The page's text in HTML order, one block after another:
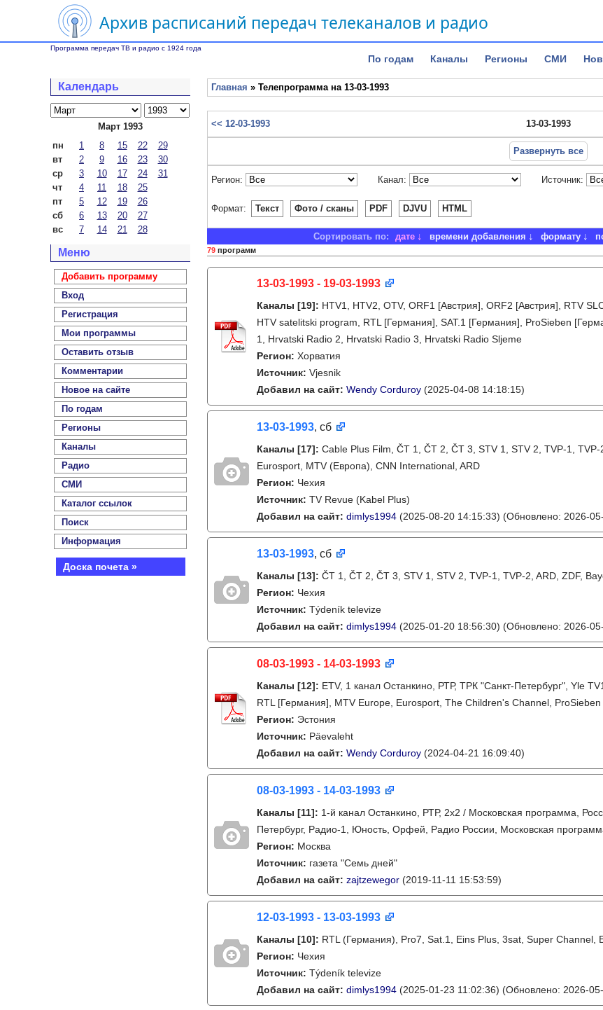
Архив расписаний передач телеканалов и радио
Программа передач ТВ и радио с 1924 года
По годам Каналы Регионы СМИ
Календарь
Март 1993
пн
1 8 15 22
29
вт
2 9 16 23
30
ср
3 10 17 24
31
чт
4 11 18
25
пт
5 12 19
26
сб
6 13 20
27
вс
7 14 21 28
Меню
Добавить программу
Вход
Регистрация
Мои программы
Оставить отзыв
Комментарии
Новое на сайте
По годам
Регионы
Каналы
Радио
СМИ
Каталог ссылок
Поиск
Информация
Доска почета »
Главная » Телепрограмма на 13-03-1993
<< 12-03-1993 13-03-1993
Развернуть все
Регион: Канал: Источник:
Формат: Текст Фото / сканы PDF DJVU HTML
Сортировать по: дате времени добавления формату
79 программ
13-03-1993 - 19-03-1993
Каналы [19]: HTV1, HTV2, OTV, ORF1 [Австрия], ORF2 [Австрия], RTV
HTV satelitski program, RTL [Германия], SAT.1 [Германия], ProSieben
1, Hrvatski Radio 2, Hrvatski Radio 3, Hrvatski Radio Sljeme
Регион: Хорватия
Источник: Vjesnik
Добавил на сайт: Wendy Corduroy (2025-04-08 14:18:15)
13-03-1993, сб
Каналы [17]: Cable Plus Film, ČT 1, ČT 2, ČT 3, STV 1, STV 2, TVP-1,
Eurosport, MTV (Европа), CNN International, ARD
Регион: Чехия
Источник: TV Revue (Kabel Plus)
Добавил на сайт: dimlys1994 (2025-08-20 14:15:33) (Обновлено: 2026-
13-03-1993, сб
Каналы [13]: ČT 1, ČT 2, ČT 3, STV 1, STV 2, TVP-1, TVP-2, ARD, ZDF,
Регион: Чехия
Источник: Týdeník televize
Добавил на сайт: dimlys1994 (2025-01-20 18:56:30) (Обновлено: 2026-
08-03-1993 - 14-03-1993
Каналы [12]: ETV, 1 канал Останкино, РТР, ТРК "Санкт-Петербург", Yle
RTL [Германия], MTV Europe, Eurosport, The Children's Channel,
Регион: Эстония
Источник: Päevaleht
Добавил на сайт: Wendy Corduroy (2024-04-21 16:09:40)
08-03-1993 - 14-03-1993
Каналы [11]: 1-й канал Останкино, РТР, 2х2 / Московская программа,
Петербург, Радио-1, Юность, Орфей, Радио России, Московская
Регион: Москва
Источник: газета "Семь дней"
Добавил на сайт: zajtzewegor (2019-11-11 15:53:59)
12-03-1993 - 13-03-1993
Каналы [10]: RTL (Германия), Pro7, Sat.1, Eins Plus, 3sat, Super Channel,
Регион: Чехия
Источник: Týdeník televize
Добавил на сайт: dimlys1994 (2025-01-23 11:02:36) (Обновлено: 2026-